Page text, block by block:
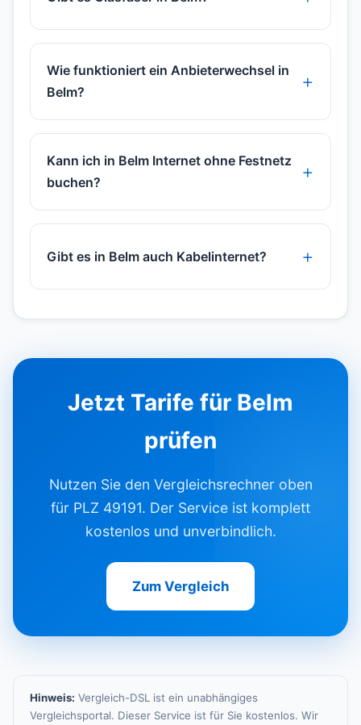
Wie funktioniert ein Anbieterwechsel in
Belm?
Kann ich in Belm Internet ohne Festnetz
buchen?
Gibt es in Belm auch Kabelinternet?
Jetzt Tarife für Belm
prüfen
Nutzen Sie den Vergleichsrechner oben
für PLZ 49191. Der Service ist komplett
kostenlos und unverbindlich.
Zum Vergleich
Hinweis: Vergleich-DSL ist ein unabhängiges
Vergleichsportal. Dieser Service ist für Sie kostenlos. Wir